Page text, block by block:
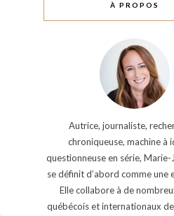
À PROPOS
Autrice, journaliste,
chroniqueuse, machine à
questionneuse en série, Marie-
se définit d’abord comme une
Elle collabore à de
québécois et internationaux